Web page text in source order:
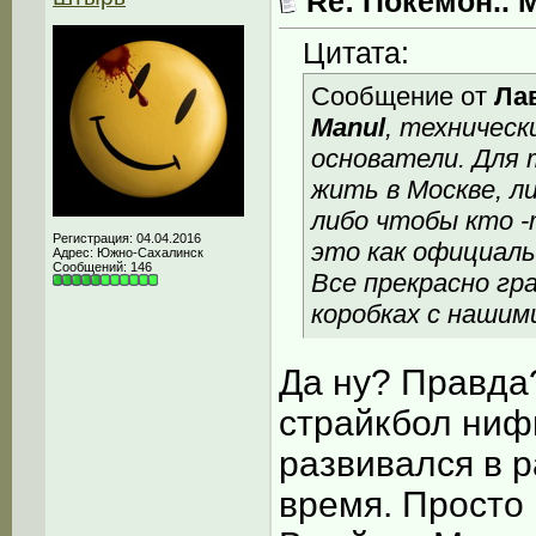
Регистрация: 04.04.2016
Адрес: Южно-Сахалинск
Сообщений: 146
Цитата:
Сообщение от
Manul,
основатели. Для
жить в Москве,
либо чтобы кто -
это как
Все прекрасно
коробках с
Да ну?
страйкбол
развивался в
время.